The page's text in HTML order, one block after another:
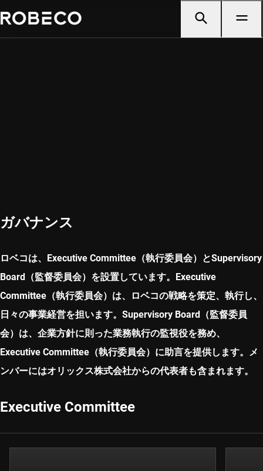
ガバナンス
ロベコは、Executive Committee（執行委員会）とSupervisory
Board（監督委員会）を設置しています。Executive
Committee（執行委員会）は、ロベコの戦略を策定、執行し、
日々の事業経営を担います。Supervisory Board（監督委員
会）は、企業方針に則った業務執行の監視役を務め、
Executive Committee（執行委員会）に助言を提供します。メ
ンバーにはオリックス株式会社からの代表者も含まれます。
Executive Committee